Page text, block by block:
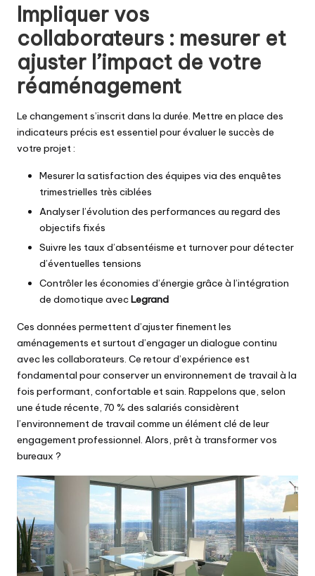
Impliquer vos
collaborateurs : mesurer et
ajuster l’impact de votre
réaménagement
Le changement s’inscrit dans la durée. Mettre en place des
indicateurs précis est essentiel pour évaluer le succès de
votre projet :
Mesurer la satisfaction des équipes via des enquêtes
trimestrielles très ciblées
Analyser l’évolution des performances au regard des
objectifs fixés
Suivre les taux d’absentéisme et turnover pour détecter
d’éventuelles tensions
Contrôler les économies d’énergie grâce à l’intégration
de domotique avecLegrand
Ces données permettent d’ajuster finement les
aménagements et surtout d’engager un dialogue continu
avec les collaborateurs. Ce retour d’expérience est
fondamental pour conserver un environnement de travail à la
fois performant, confortable et sain. Rappelons que, selon
une étude récente, 70 % des salariés considèrent
l’environnement de travail comme un élément clé de leur
engagement professionnel. Alors, prêt à transformer vos
bureaux ?